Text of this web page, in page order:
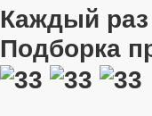
Каждый
Подборка